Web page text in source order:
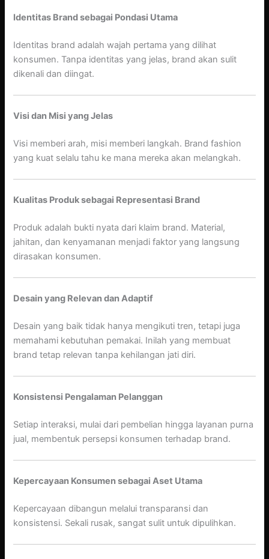
Identitas Brand sebagai Pondasi Utama
Identitas brand adalah wajah pertama yang dilihat
konsumen. Tanpa identitas yang jelas, brand akan sulit
dikenali dan diingat.
Visi dan Misi yang Jelas
Visi memberi arah, misi memberi langkah. Brand fashion
yang kuat selalu tahu ke mana mereka akan melangkah.
Kualitas Produk sebagai Representasi Brand
Produk adalah bukti nyata dari klaim brand. Material,
jahitan, dan kenyamanan menjadi faktor yang langsung
dirasakan konsumen.
Desain yang Relevan dan Adaptif
Desain yang baik tidak hanya mengikuti tren, tetapi juga
memahami kebutuhan pemakai. Inilah yang membuat
brand tetap relevan tanpa kehilangan jati diri.
Konsistensi Pengalaman Pelanggan
Setiap interaksi, mulai dari pembelian hingga layanan purna
jual, membentuk persepsi konsumen terhadap brand.
Kepercayaan Konsumen sebagai Aset Utama
Kepercayaan dibangun melalui transparansi dan
konsistensi. Sekali rusak, sangat sulit untuk dipulihkan.